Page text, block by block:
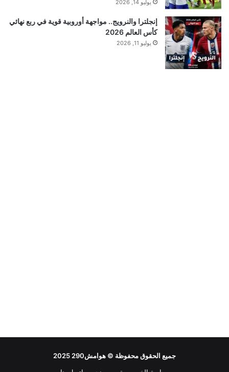
يوليو 14, 2026
إنجلترا والنرويج.. مواجهة أوروبية قوية في ربع نهائي
كأس العالم 2026
يوليو 11, 2026
جميع الحقوق محفوظة © هوامش290